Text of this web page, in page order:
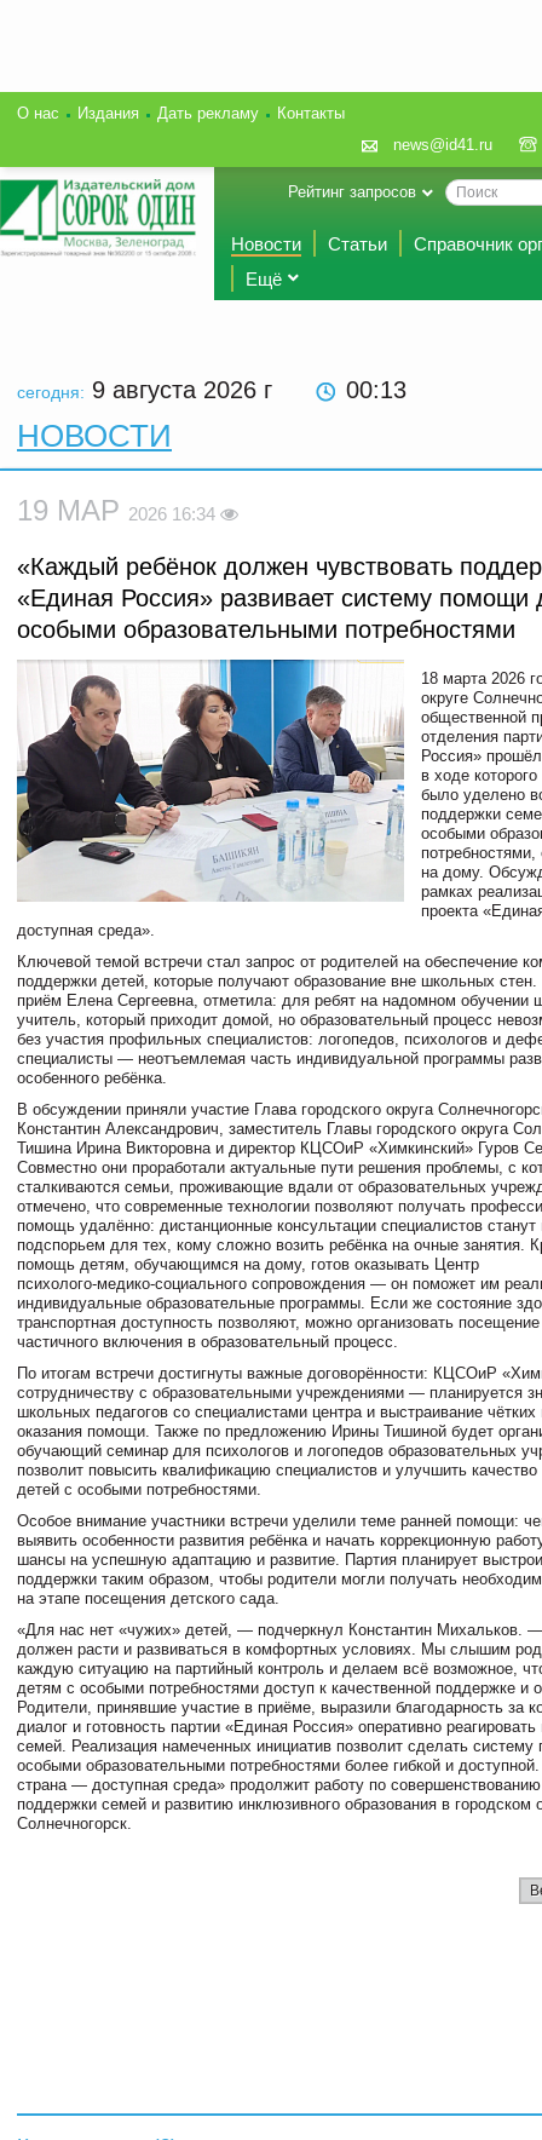
О нас Издания Дать рекламу
Контакты
news@id41.ru
Рейтинг запросов
Новости Статьи
Справочник
Ещё
сегодня: 9 августа 2026 г 00:13
НОВОСТИ
19 МАР 2026 16:34
«Каждый ребёнок должен чувствовать
«Единая Россия» развивает систему помощи
особыми образовательными потребностями
18 марта 2026
округе
общественной
отделения
Россия»
в ходе
было уделено
поддержки
особыми
на дому.
рамках
проекта
доступная среда».
Ключевой темой встречи стал запрос от родителей на обеспечение
поддержки детей, которые получают образование вне школьных
приём Елена Сергеевна, отметила: для ребят на надомном обучении
учитель, который приходит домой, но образовательный процесс
без участия профильных специалистов: логопедов, психологов и
специалисты — неотъемлемая часть индивидуальной программы
особенного ребёнка.
В обсуждении приняли участие Глава городского округа
Константин Александрович, заместитель Главы городского округа
Тишина Ирина Викторовна и директор КЦСОиР «Химкинский» Гуров
Совместно они проработали актуальные пути решения проблемы, с
сталкиваются семьи, проживающие вдали от образовательных
отмечено, что современные технологии позволяют получать
помощь удалённо: дистанционные консультации специалистов
подспорьем для тех, кому сложно возить ребёнка на очные занятия.
помощь детям, обучающимся на дому, готов оказывать Центр
психолого‑медико‑социального сопровождения — он поможет им
индивидуальные образовательные программы. Если же состояние
транспортная доступность позволяют, можно организовать
частичного включения в образовательный процесс.
По итогам встречи достигнуты важные договорённости: КЦСОиР
сотрудничеству с образовательными учреждениями — планируется
школьных педагогов со специалистами центра и выстраивание
оказания помощи. Также по предложению Ирины Тишиной будет
обучающий семинар для психологов и логопедов образовательных
позволит повысить квалификацию специалистов и улучшить
детей с особыми потребностями.
Особое внимание участники встречи уделили теме ранней помощи:
выявить особенности развития ребёнка и начать коррекционную
шансы на успешную адаптацию и развитие. Партия планирует
поддержки таким образом, чтобы родители могли получать
на этапе посещения детского сада.
«Для нас нет «чужих» детей, — подчеркнул Константин Михальков.
должен расти и развиваться в комфортных условиях. Мы слышим
каждую ситуацию на партийный контроль и делаем всё возможное,
детям с особыми потребностями доступ к качественной поддержке и
Родители, принявшие участие в приёме, выразили благодарность за
диалог и готовность партии «Единая Россия» оперативно
семей. Реализация намеченных инициатив позволит сделать
особыми образовательными потребностями более гибкой и
страна — доступная среда» продолжит работу по
поддержки семей и развитию инклюзивного образования в городском
Солнечногорск.